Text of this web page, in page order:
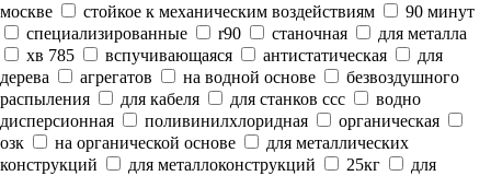
москве
стойкое к механическим воздействиям
90 минут
специализированные
r90 станочная
для металла
хв 785
вспучивающаяся антистатическая
для
дерева
агрегатов на водной основе
безвоздушного
распыления
для кабеля для станков ссс
водно
дисперсионная
поливинилхлоридная
органическая
озк
на органической основе
для металлических
конструкций
для металлоконструкций 25кг
для